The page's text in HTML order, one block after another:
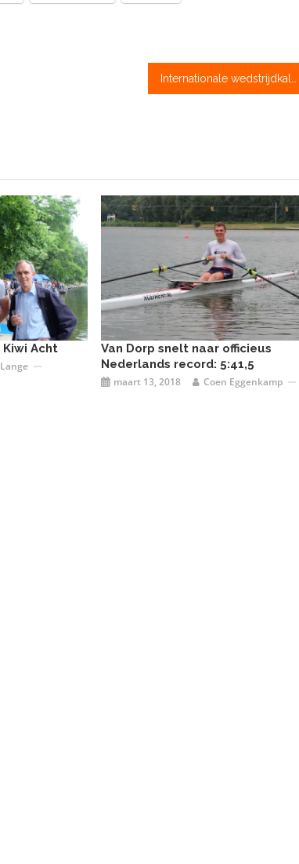
Kiwi Acht
Van Dorp snelt naar officieus
Nederlands record: 5:41,5
maart 13, 2018 Coen Eggenkamp